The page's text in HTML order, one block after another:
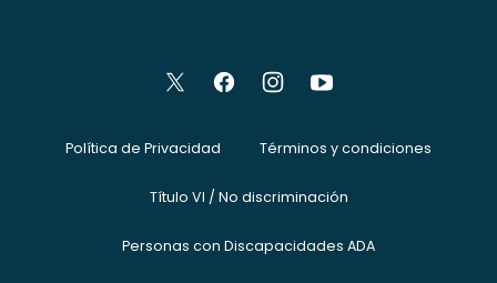
Política de Privacidad Términos y condiciones
Título VI / No discriminación
Personas con Discapacidades ADA